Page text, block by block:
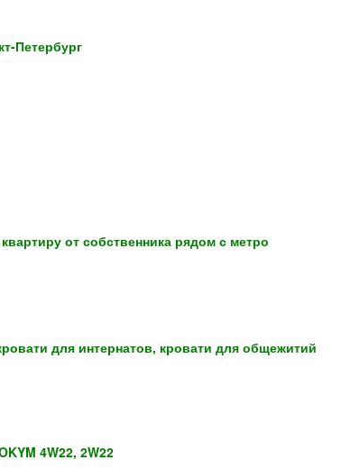
Петербург
от собственника рядом с метро
для интернатов, кровати для общежитий
4W22, 2W22